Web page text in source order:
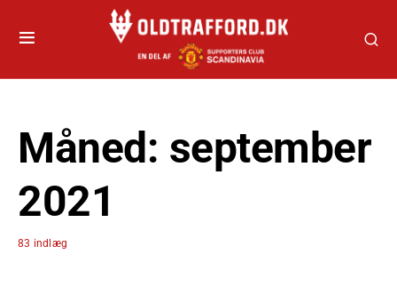
Måned: september
2021
83 indlæg